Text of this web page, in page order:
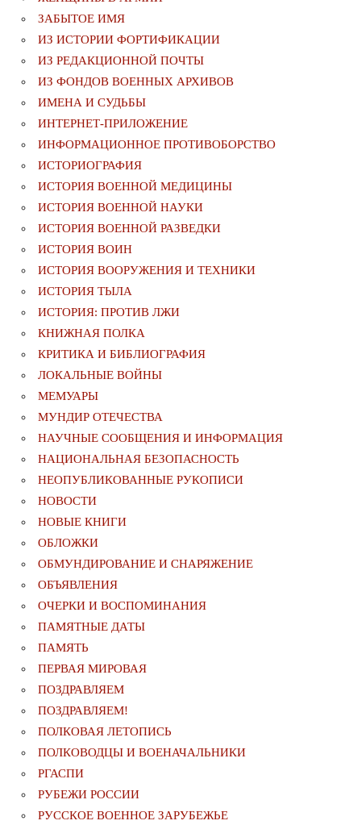
ЗАБЫТОЕ ИМЯ
ИЗ ИСТОРИИ ФОРТИФИКАЦИИ
ИЗ РЕДАКЦИОННОЙ ПОЧТЫ
ИЗ ФОНДОВ ВОЕННЫХ АРХИВОВ
ИМЕНА И СУДЬБЫ
ИНТЕРНЕТ-ПРИЛОЖЕНИЕ
ИНФОРМАЦИОННОЕ ПРОТИВОБОРСТВО
ИСТОРИОГРАФИЯ
ИСТОРИЯ ВОЕННОЙ МЕДИЦИНЫ
ИСТОРИЯ ВОЕННОЙ НАУКИ
ИСТОРИЯ ВОЕННОЙ РАЗВЕДКИ
ИСТОРИЯ ВОИН
ИСТОРИЯ ВООРУЖЕНИЯ И ТЕХНИКИ
ИСТОРИЯ ТЫЛА
ИСТОРИЯ: ПРОТИВ ЛЖИ
КНИЖНАЯ ПОЛКА
КРИТИКА И БИБЛИОГРАФИЯ
ЛОКАЛЬНЫЕ ВОЙНЫ
МЕМУАРЫ
МУНДИР ОТЕЧЕСТВА
НАУЧНЫЕ СООБЩЕНИЯ И ИНФОРМАЦИЯ
НАЦИОНАЛЬНАЯ БЕЗОПАСНОСТЬ
НЕОПУБЛИКОВАННЫЕ РУКОПИСИ
НОВОСТИ
НОВЫЕ КНИГИ
ОБЛОЖКИ
ОБМУНДИРОВАНИЕ И СНАРЯЖЕНИЕ
ОБЪЯВЛЕНИЯ
ОЧЕРКИ И ВОСПОМИНАНИЯ
ПАМЯТНЫЕ ДАТЫ
ПАМЯТЬ
ПЕРВАЯ МИРОВАЯ
ПОЗДРАВЛЯЕМ
ПОЗДРАВЛЯЕМ!
ПОЛКОВАЯ ЛЕТОПИСЬ
ПОЛКОВОДЦЫ И ВОЕНАЧАЛЬНИКИ
РГАСПИ
РУБЕЖИ РОССИИ
РУССКОЕ ВОЕННОЕ ЗАРУБЕЖЬЕ